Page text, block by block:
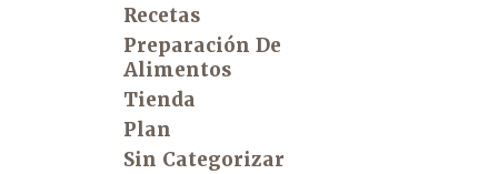
Recetas
Preparación De
Alimentos
Tienda
Plan
Sin Categorizar